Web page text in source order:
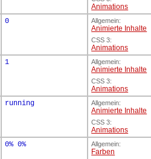
Animations
0 Allgemein:
Animierte Inhalte
CSS 3:
Animations
1 Allgemein:
Animierte Inhalte
CSS 3:
Animations
running Allgemein:
Animierte Inhalte
CSS 3:
Animations
0% 0% Allgemein:
Farben